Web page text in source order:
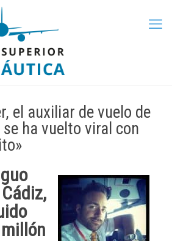
el auxiliar de vuelo de
se ha vuelto viral con